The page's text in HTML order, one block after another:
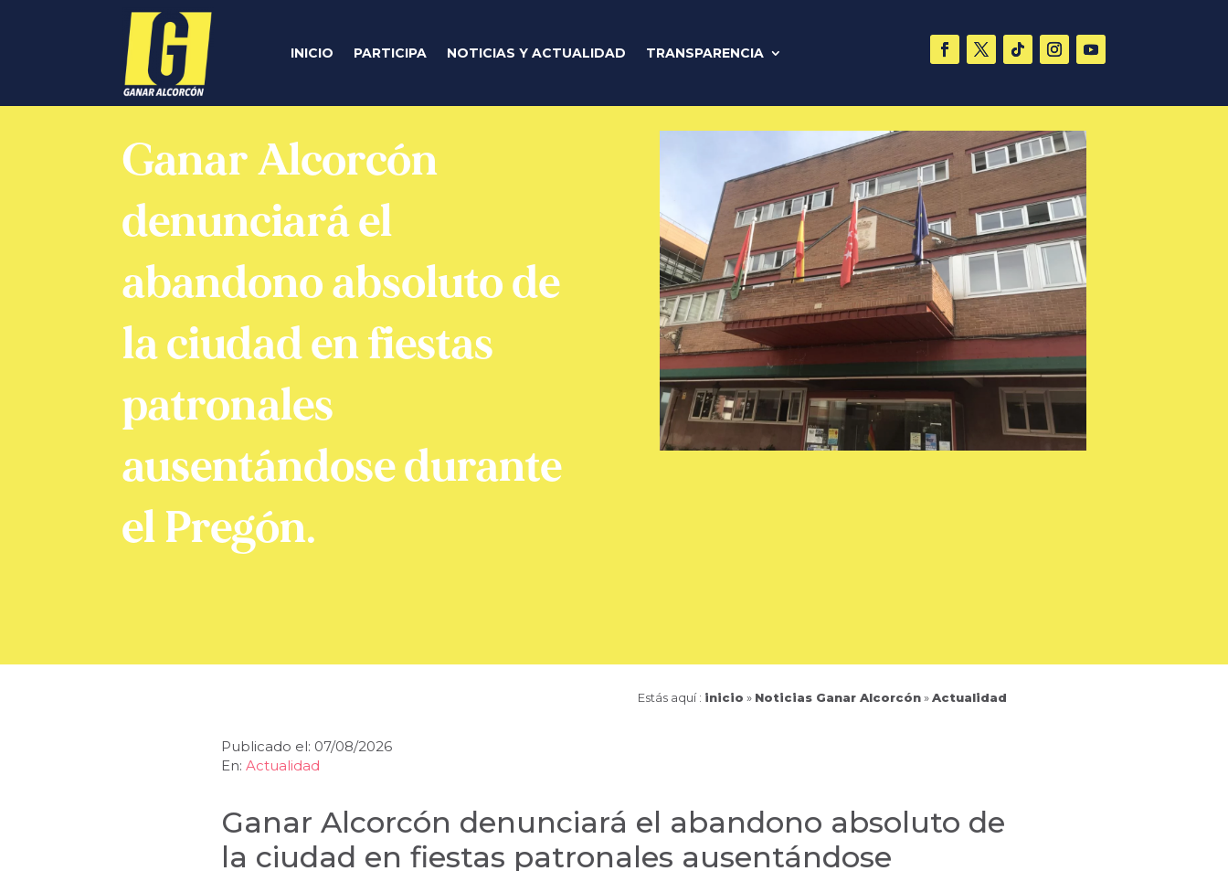
INICIO PARTICIPA NOTICIAS Y ACTUALIDAD TRANSPARENCIA
Ganar Alcorcón
denunciará el
abandono absoluto de
la ciudad en fiestas
patronales
ausentándose durante
el Pregón.
Estás aquí : inicio » Noticias Ganar Alcorcón»Actualidad
Publicado el: 07/08/2026
En: Actualidad
Ganar Alcorcón denunciará el abandono absoluto de
la ciudad en fiestas patronales ausentándose